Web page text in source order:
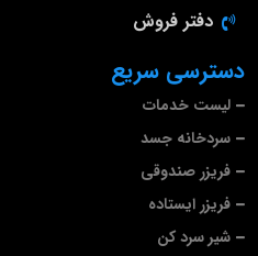
دسترسی سریع
لیست خدمات
سردخانه جسد
فریزر صندوقی
فریزر ایستاده
شیر سرد کن
دفتر فروش